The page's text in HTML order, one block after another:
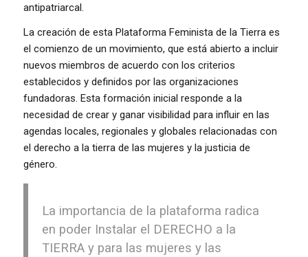
antipatriarcal.
La creación de esta Plataforma Feminista de la Tierra es
el comienzo de un movimiento, que está abierto a incluir
nuevos miembros de acuerdo con los criterios
establecidos y definidos por las organizaciones
fundadoras. Esta formación inicial responde a la
necesidad de crear y ganar visibilidad para influir en las
agendas locales, regionales y globales relacionadas con
el derecho a la tierra de las mujeres y la justicia de
género.
La importancia de la plataforma radica
en poder Instalar el DERECHO a la
TIERRA y para las mujeres y las